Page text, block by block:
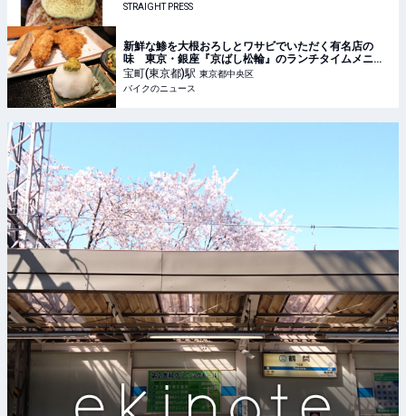
STRAIGHT PRESS
新鮮な鯵を大根おろしとワサビでいただく有名店の
味 東京・銀座『京ばし松輪』のランチタイムメニュ
ーは一択!! 美味しいアジフライを求めて走る旅
宝町(東京都)駅 東京都中央区
バイクのニュース